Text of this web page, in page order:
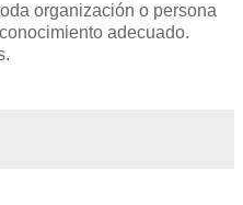
organización o persona
adecuado.